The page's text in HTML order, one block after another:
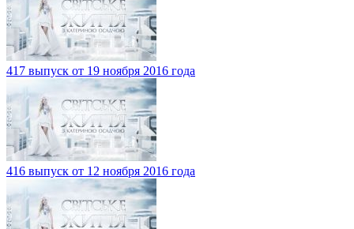
417 выпуск от 19 ноября 2016 года
416 выпуск от 12 ноября 2016 года